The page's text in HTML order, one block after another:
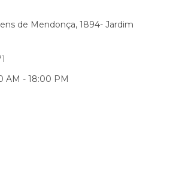
de Mendonça, 1894- Jardim
AM - 18:00 PM